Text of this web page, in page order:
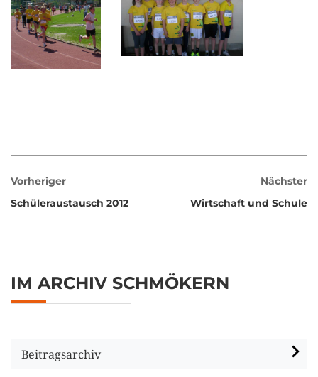
Vorheriger
Schüleraustausch 2012
Nächster
Wirtschaft und Schule
IM ARCHIV SCHMÖKERN
Beitragsarchiv